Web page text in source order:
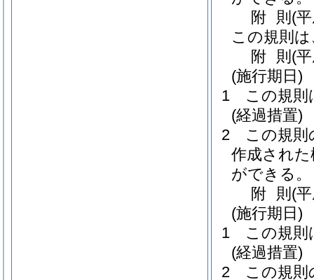
附 則 (
この規則
附 則 (
(施行期日)
1
この規則
(経過措置)
2
この規則
作成され
ができる。
附 則 (
(施行期日)
1
この規則
(経過措置)
2
この規則